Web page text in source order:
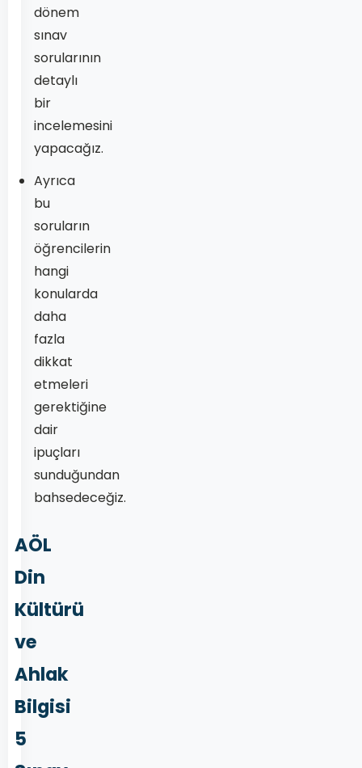
dönem
sınav
sorularının
detaylı
bir
incelemesini
yapacağız.
Ayrıca
bu
soruların
öğrencilerin
hangi
konularda
daha
fazla
dikkat
etmeleri
gerektiğine
dair
ipuçları
sunduğundan
bahsedeceğiz.
AÖL
Din
Kültürü
ve
Ahlak
Bilgisi
5